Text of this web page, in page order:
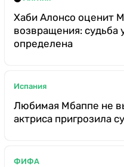
Хаби Алонсо оценит
возвращения: судьба
определена
Испания
Любимая Мбаппе не
актриса пригрозила
ФИФА